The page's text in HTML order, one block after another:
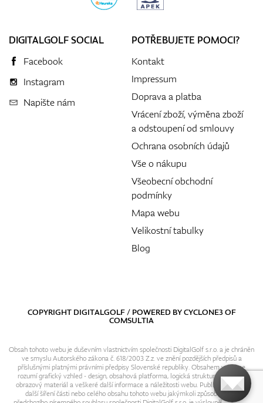
DIGITALGOLF SOCIAL
Facebook
Instagram
Napište nám
POTŘEBUJETE POMOCI?
Kontakt
Impressum
Doprava a platba
Vrácení zboží, výměna zboží
a odstoupení od smlouvy
Ochrana osobních údajů
Vše o nákupu
Všeobecní obchodní
podmínky
Mapa webu
Velikostní tabulky
Blog
COPYRIGHT DIGITALGOLF / POWERED BYCYCLONE3OF
COMSULTIA
Obsah tohoto webu je duševním vlastnictvím společnosti DigitalGolf s.r.o. a je chráněn
ve smyslu Autorského zákona č. 618/2003 Z.z. ve znění pozdějších předpisů a
příslušnými platnými právními předpisy Slovenské republiky. Obsahem webu se
rozumí grafický vzhled - design, obsahová platforma, logická struktura, textový i
obrazový materiál a veškeré další informace a náležitosti webu. Publikování resp.
další šíření části nebo celého obsahu tohoto webu jakýmkoli způsobem bez